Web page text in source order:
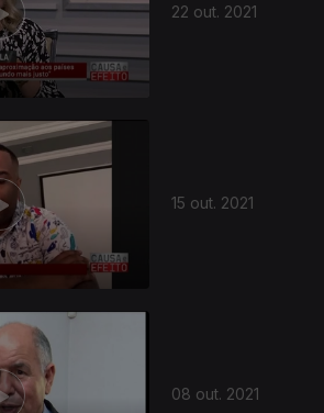
22 out. 2021
15 out. 2021
08 out. 2021